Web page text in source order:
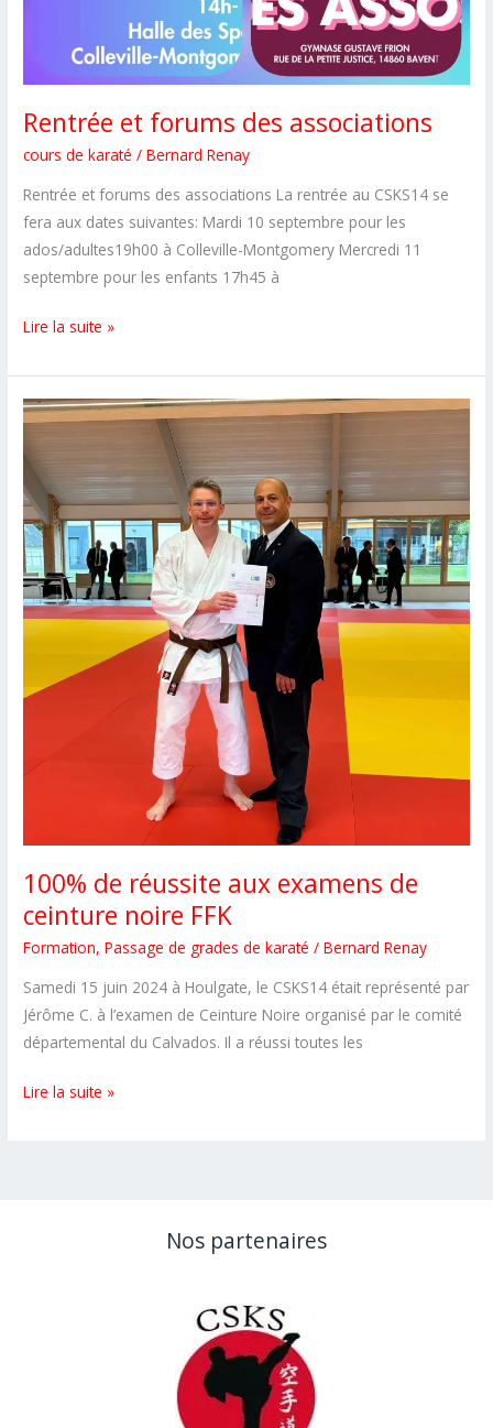
Rentrée et forums des associations
cours de karaté /Bernard Renay
Rentrée et forums des associations La rentrée au CSKS14 se
fera aux dates suivantes: Mardi 10 septembre pour les
ados/adultes19h00 à Colleville-Montgomery Mercredi 11
septembre pour les enfants 17h45 à
Rentrée
forums
des
Lire la suite »
100% de réussite aux examens de
ceinture noire FFK
Formation,Passage de grades de karaté /Bernard Renay
Samedi 15 juin 2024 à Houlgate, le CSKS14 était représenté par
Jérôme C. à l’examen de Ceinture Noire organisé par le comité
départemental du Calvados. Il a réussi toutes les
100%
Lire la suite »
Nos partenaires